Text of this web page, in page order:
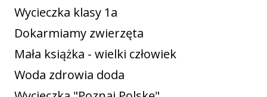
Wycieczka klasy 1a
Dokarmiamy zwierzęta
Mała książka - wielki człowiek
Woda zdrowia doda